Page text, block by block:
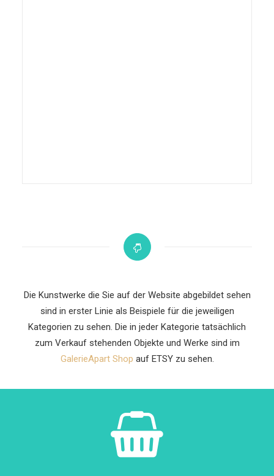
Die Kunstwerke die Sie auf der Website abgebildet sehen
sind in erster Linie als Beispiele für die jeweiligen
Kategorien zu sehen. Die in jeder Kategorie tatsächlich
zum Verkauf stehenden Objekte und Werke sind im
GalerieApart Shop auf ETSY zu sehen.